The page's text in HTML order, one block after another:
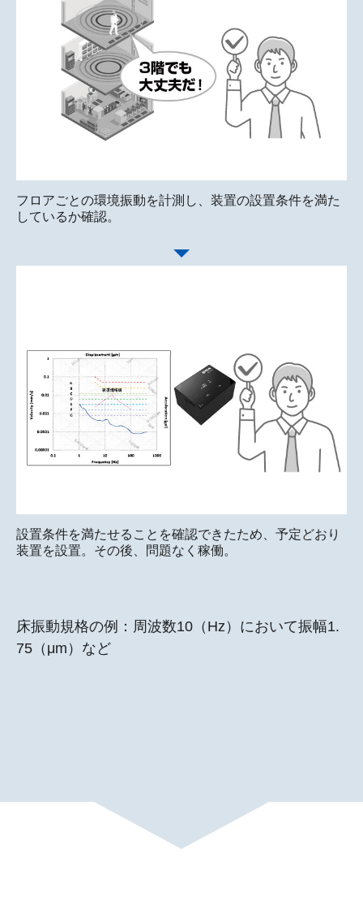
フロアごとの環境振動を計測し、装置の設置条件を満た
しているか確認。
設置条件を満たせることを確認できたため、予定どおり
装置を設置。その後、問題なく稼働。
床振動規格の例：周波数10（Hz）において振幅1.
75（μm）など